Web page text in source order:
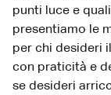
punti luce e
presentiamo le
per chi desideri
con praticità e
se desideri